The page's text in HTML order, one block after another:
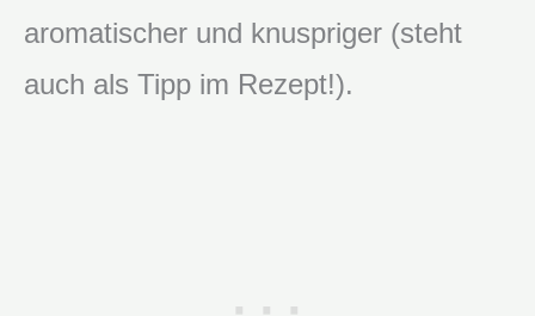
aromatischer und knuspriger (steht
auch als Tipp im Rezept!).